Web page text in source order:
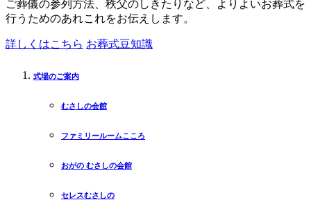
ご葬儀の参列方法、秩父のしきたりなど、よりよいお葬式を
行うためのあれこれをお伝えします。
詳しくはこちら お葬式豆知識
式場のご案内
むさしの会館
ファミリールームこころ
おがの むさしの会館
セレスむさしの